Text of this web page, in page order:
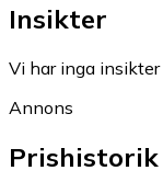
Insikter
Vi har inga insikter
Annons
Prishistorik